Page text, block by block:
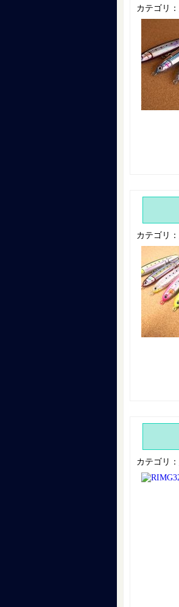
カテゴリ：
カテゴリ：
カテゴリ：